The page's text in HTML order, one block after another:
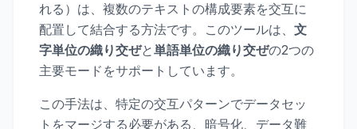
れる）は、複数のテキストの構成要素を交互に
配置して結合する方法です。このツールは、 文
字単位の織り交ぜと単語単位の織り交ぜの2つの
主要モードをサポートしています。
この手法は、特定の交互パターンでデータセッ
トをマージする必要がある、暗号化、データ難